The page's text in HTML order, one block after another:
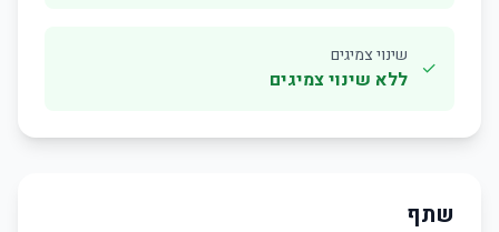
✓
שינוי צמיגים
ללא שינוי צמיגים
שתף